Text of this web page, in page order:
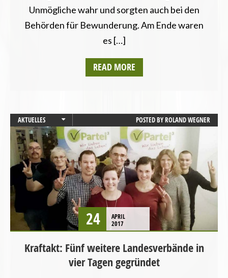
Unmögliche wahr und sorgten auch bei den
Behörden für Bewunderung. Am Ende waren
es […]
READ MORE
AKTUELLES
BRANDENBURG
BREMEN
HAMBURG
LANDESVERBÄNDE
SAARLAND
POSTED BYROLAND WEGNER
24
APRIL
2017
Kraftakt: Fünf weitere Landesverbände in
vier Tagen gegründet